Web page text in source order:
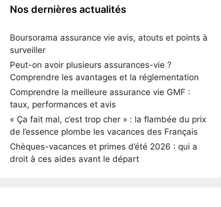
Nos dernières actualités
Boursorama assurance vie avis, atouts et points à
surveiller
Peut-on avoir plusieurs assurances-vie ?
Comprendre les avantages et la réglementation
Comprendre la meilleure assurance vie GMF :
taux, performances et avis
« Ça fait mal, c’est trop cher » : la flambée du prix
de l’essence plombe les vacances des Français
Chèques-vacances et primes d’été 2026 : qui a
droit à ces aides avant le départ